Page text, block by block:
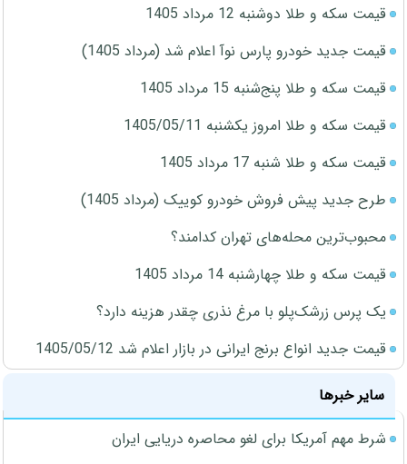
قیمت سکه و طلا دوشنبه 12 مرداد 1405
قیمت جدید خودرو پارس نوآ اعلام شد (مرداد 1405)
قیمت سکه و طلا پنج‌شنبه 15 مرداد 1405
قیمت سکه و طلا امروز یکشنبه 1405/05/11
قیمت سکه و طلا شنبه 17 مرداد 1405
طرح جدید پیش فروش خودرو کوییک (مرداد 1405)
محبوب‌ترین محله‌های تهران کدامند؟
قیمت سکه و طلا چهارشنبه 14 مرداد 1405
یک پرس زرشک‌پلو با مرغ نذری چقدر هزینه دارد؟
قیمت جدید انواع برنج ایرانی در بازار اعلام شد 1405/05/12
سایر خبرها
شرط مهم آمریکا برای لغو محاصره دریایی ایران